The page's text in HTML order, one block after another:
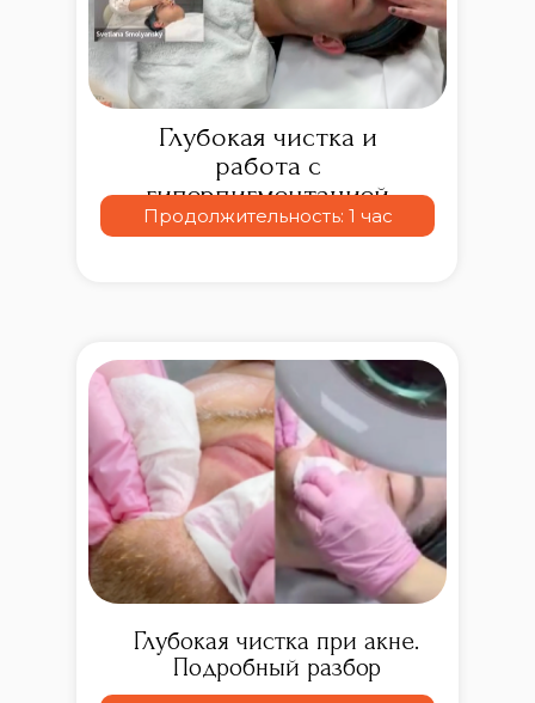
Глубокая чистка и
работа с
гиперпигментацией
Продолжительность: 1 час
Глубокая чистка при акне.
Подробный разбор